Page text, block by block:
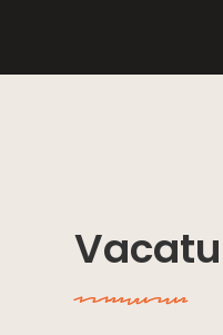
oqoijvasai